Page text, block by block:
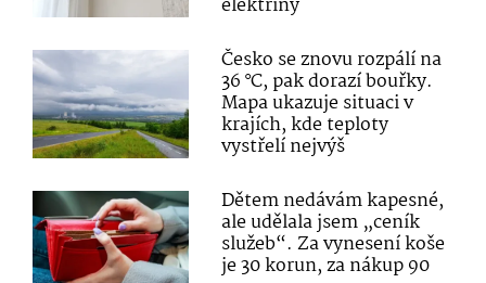
elektřiny
Česko se znovu rozpálí na
36 °C, pak dorazí bouřky.
Mapa ukazuje situaci v
krajích, kde teploty
vystřelí nejvýš
Dětem nedávám kapesné,
ale udělala jsem „ceník
služeb“. Za vynesení koše
je 30 korun, za nákup 90